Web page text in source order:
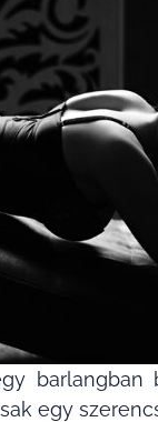
barlangban
egy